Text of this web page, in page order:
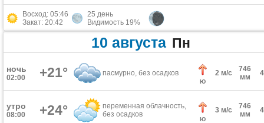
Восход: 05:46
Закат: 20:42
25 день
Видимость 19%
10 августа Пн
ночь
02:00 +21° пасмурно, без осадков
Ю
2 м/с
746
мм
утро
08:00 +24°
переменная облачность,
без осадков
Ю
3 м/с
746
мм